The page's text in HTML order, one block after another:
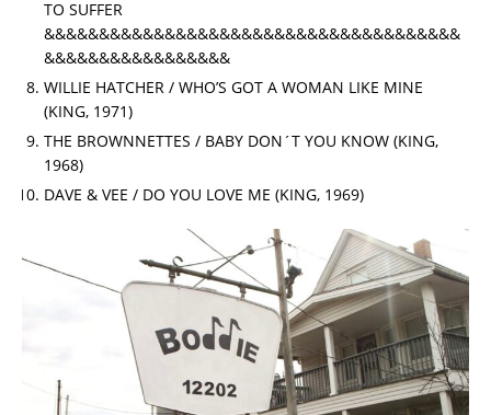
TO SUFFER
&&&&&&&&&&&&&&&&&&&&&&&&&&&&&&&&&&&&&&
&&&&&&&&&&&&&&&&&
WILLIE HATCHER / WHO’S GOT A WOMAN LIKE MINE
(KING, 1971)
THE BROWNNETTES / BABY DON´T YOU KNOW (KING,
1968)
DAVE & VEE / DO YOU LOVE ME (KING, 1969)